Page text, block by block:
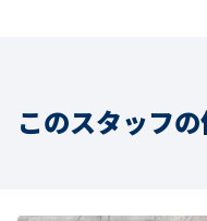
このスタッフ